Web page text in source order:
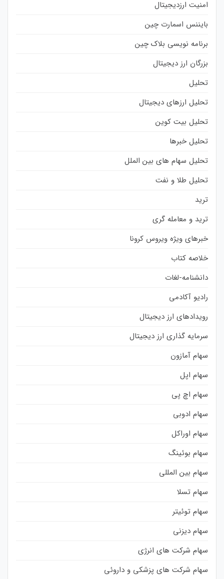
امنیت ارزدیجیتال
بایننس اسمارت چین
برنامه نویسی بلاک چین
بزرگان ارز دیجیتال
تحلیل
تحلیل ارزهای دیجیتال
تحلیل بیت کوین
تحلیل خبرها
تحلیل سهام های بین الملل
تحلیل طلا و نفت
ترید
ترید و معامله گری
خبرهای ویژه ویروس کرونا
خلاصه کتاب
دانشنامه-لغات
رادیو آکادمی
رویدادهای ارز دیجیتال
سرمایه گذاری ارز دیجیتال
سهام آمازون
سهام اپل
سهام اچ پی
سهام ادوبی
سهام اوراکل
سهام بوئینگ
سهام بین المللی
سهام تسلا
سهام توئیتر
سهام دیزنی
سهام شرکت های انرژی
سهام شرکت های پزشکی و داروئی